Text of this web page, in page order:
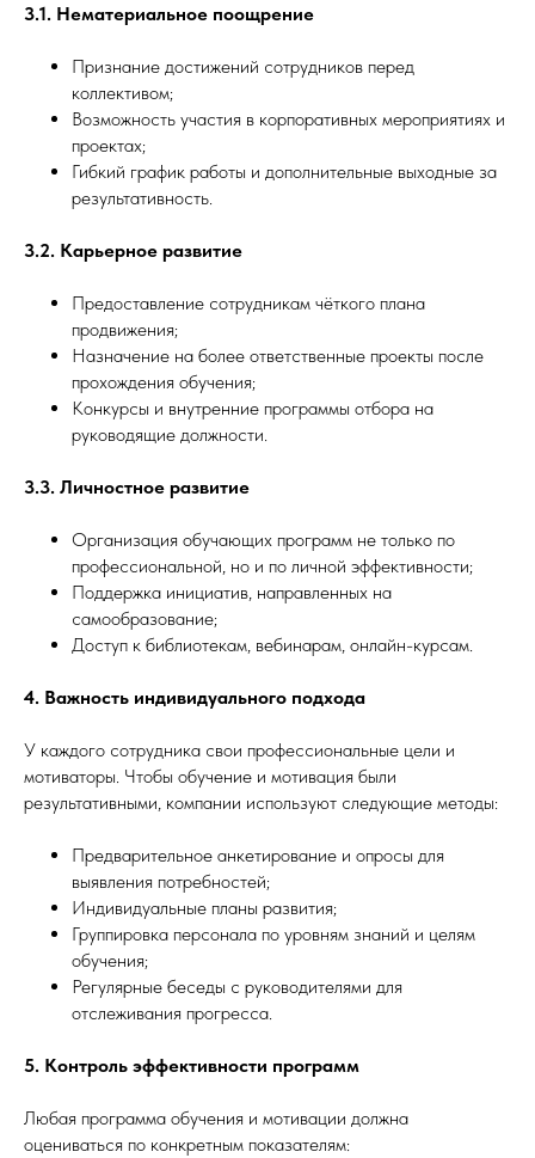
3.1. Нематериальное поощрение
Признание достижений сотрудников перед
коллективом;
Возможность участия в корпоративных мероприятиях и
проектах;
Гибкий график работы и дополнительные выходные за
результативность.
3.2. Карьерное развитие
Предоставление сотрудникам чёткого плана
продвижения;
Назначение на более ответственные проекты после
прохождения обучения;
Конкурсы и внутренние программы отбора на
руководящие должности.
3.3. Личностное развитие
Организация обучающих программ не только по
профессиональной, но и по личной эффективности;
Поддержка инициатив, направленных на
самообразование;
Доступ к библиотекам, вебинарам, онлайн-курсам.
4. Важность индивидуального подхода
У каждого сотрудника свои профессиональные цели и
мотиваторы. Чтобы обучение и мотивация были
результативными, компании используют следующие методы:
Предварительное анкетирование и опросы для
выявления потребностей;
Индивидуальные планы развития;
Группировка персонала по уровням знаний и целям
обучения;
Регулярные беседы с руководителями для
отслеживания прогресса.
5. Контроль эффективности программ
Любая программа обучения и мотивации должна
оцениваться по конкретным показателям: